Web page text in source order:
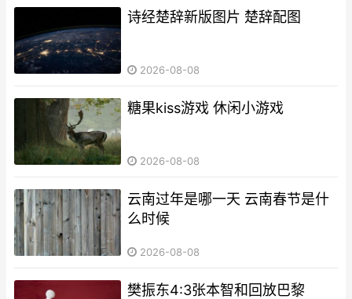
诗经楚辞新版图片 楚辞配图
2026-08-08
糖果kiss游戏 休闲小游戏
2026-08-08
云南过年是哪一天 云南春节是什
么时候
2026-08-08
樊振东4:3张本智和回放巴黎